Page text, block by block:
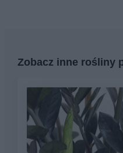
Zobacz inne rośliny